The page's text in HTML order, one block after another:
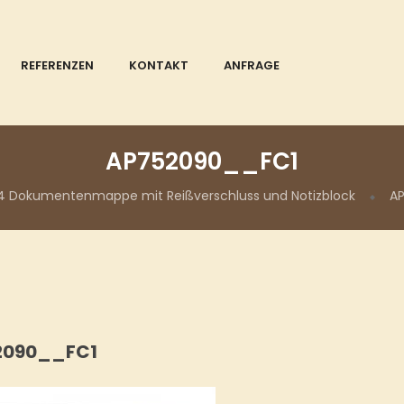
REFERENZEN KONTAKT ANFRAGE
AP752090__FC1
Dokumentenmappe mit Reißverschluss und Notizblock